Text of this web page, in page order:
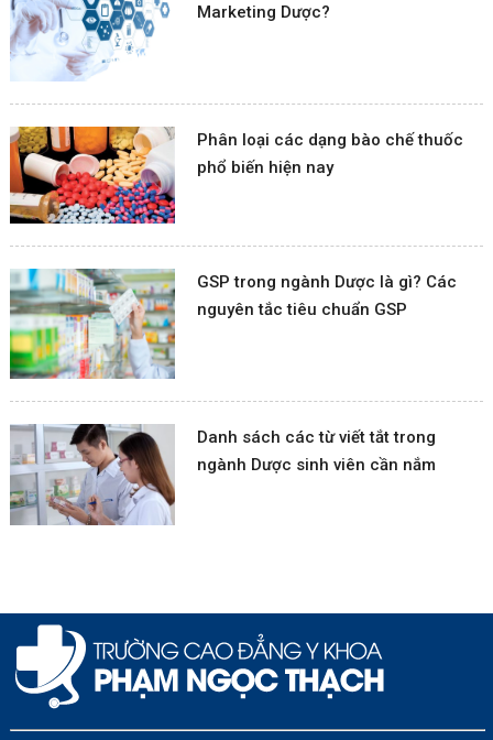
Marketing Dược?
Phân loại các dạng bào chế thuốc
phổ biến hiện nay
GSP trong ngành Dược là gì? Các
nguyên tắc tiêu chuẩn GSP
Danh sách các từ viết tắt trong
ngành Dược sinh viên cần nắm